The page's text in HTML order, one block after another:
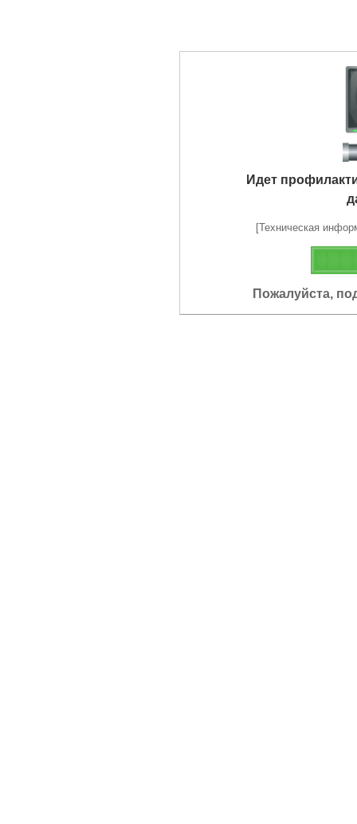
Идет
[Техническая
Пожалуйста,